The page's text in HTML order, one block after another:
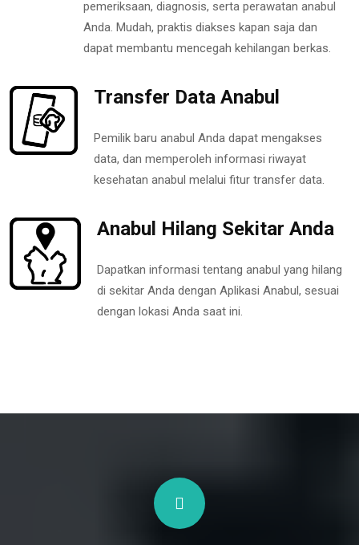
pemeriksaan, diagnosis, serta perawatan anabul
Anda. Mudah, praktis diakses kapan saja dan
dapat membantu mencegah kehilangan berkas.
Transfer Data Anabul
Pemilik baru anabul Anda dapat mengakses
data, dan memperoleh informasi riwayat
kesehatan anabul melalui fitur transfer data.
Anabul Hilang Sekitar Anda
Dapatkan informasi tentang anabul yang hilang
di sekitar Anda dengan Aplikasi Anabul, sesuai
dengan lokasi Anda saat ini.